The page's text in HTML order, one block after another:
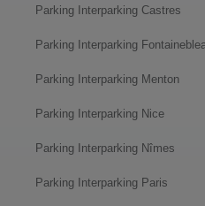
Parking Interparking Castres
Parking Interparking
Parking Interparking Menton
Parking Interparking Nice
Parking Interparking Nîmes
Parking Interparking Paris